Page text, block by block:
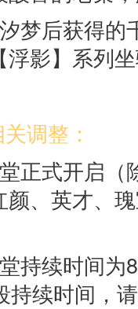
梦后获得
浮影】系列
调整：
正式开启
、英才、
持续时间
持续时间，